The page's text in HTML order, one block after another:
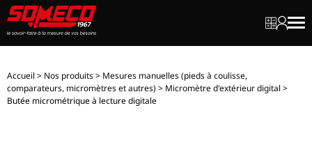
MonMon
Accueil > Nos produits> Mesures manuelles (pieds à coulisse,
comparateurs, micromètres et autres)> Micromètre d'extérieur digital >
Butée micrométrique à lecture digitale